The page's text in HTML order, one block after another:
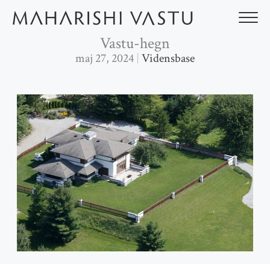
Vastu-hegn
maj 27, 2024 Vidensbase